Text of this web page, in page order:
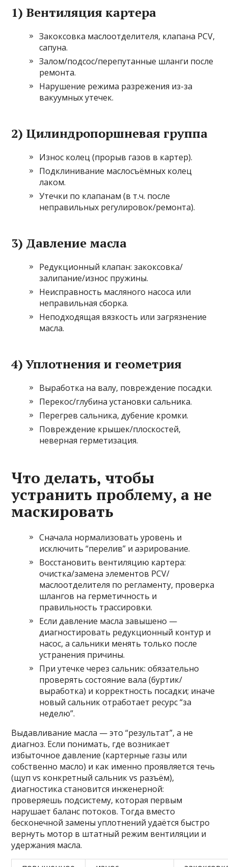
1) Вентиляция картера
Закоксовка маслоотделителя, клапана PCV,
сапуна.
Залом/подсос/перепутанные шланги после
ремонта.
Нарушение режима разрежения из-за
вакуумных утечек.
2) Цилиндропоршневая группа
Износ колец (прорыв газов в картер).
Подклинивание маслосъёмных колец
лаком.
Утечки по клапанам (в т.ч. после
неправильных регулировок/ремонта).
3) Давление масла
Редукционный клапан: закоксовка/
залипание/износ пружины.
Неисправность масляного насоса или
неправильная сборка.
Неподходящая вязкость или загрязнение
масла.
4) Уплотнения и геометрия
Выработка на валу, повреждение посадки.
Перекос/глубина установки сальника.
Перегрев сальника, дубение кромки.
Повреждение крышек/плоскостей,
неверная герметизация.
Что делать, чтобы
устранить проблему, а не
маскировать
Сначала нормализовать уровень и
исключить “перелив” и аэрирование.
Восстановить вентиляцию картера:
очистка/замена элементов PCV/
маслоотделителя по регламенту, проверка
шлангов на герметичность и
правильность трассировки.
Если давление масла завышено —
диагностировать редукционный контур и
насос, а сальники менять только после
устранения причины.
При утечке через сальник: обязательно
проверять состояние вала (буртик/
выработка) и корректность посадки; иначе
новый сальник отработает ресурс “за
неделю”.
Выдавливание масла — это “результат”, а не
диагноз. Если понимать, где возникает
избыточное давление (картерные газы или
собственно масло) и как именно проявляется течь
(щуп vs конкретный сальник vs разъём),
диагностика становится инженерной:
проверяешь подсистему, которая первым
нарушает баланс потоков. Тогда вместо
бесконечной замены уплотнений удаётся быстро
вернуть мотор в штатный режим вентиляции и
удержания масла.